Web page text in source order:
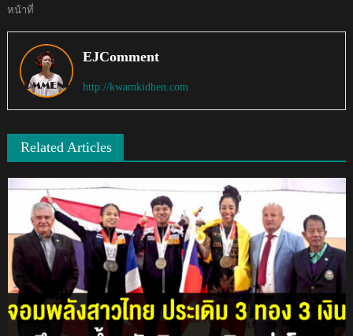
หน้าที่
EJComment
http://kwamkidhen.com
Related Articles